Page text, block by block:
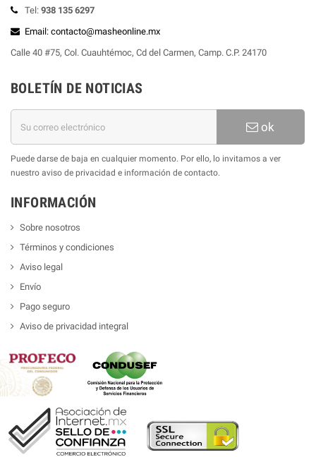
Tel: 938 135 6297
Email: contacto@masheonline.mx
Calle 40 #75, Col. Cuauhtémoc, Cd del Carmen, Camp. C.P. 24170
BOLETÍN DE NOTICIAS
ok
Puede darse de baja en cualquier momento. Por ello, lo invitamos a ver
nuestro aviso de privacidad e información de contacto.
INFORMACIÓN
Sobre nosotros
Términos y condiciones
Aviso legal
Envío
Pago seguro
Aviso de privacidad integral